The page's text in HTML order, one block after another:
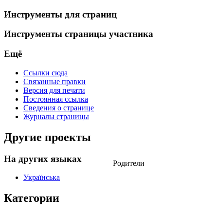
Родители
Инструменты для страниц
Инструменты страницы участника
Ещё
Ссылки сюда
Связанные правки
Версия для печати
Постоянная ссылка
Сведения о странице
Журналы страницы
Другие проекты
На других языках
Українська
Категории